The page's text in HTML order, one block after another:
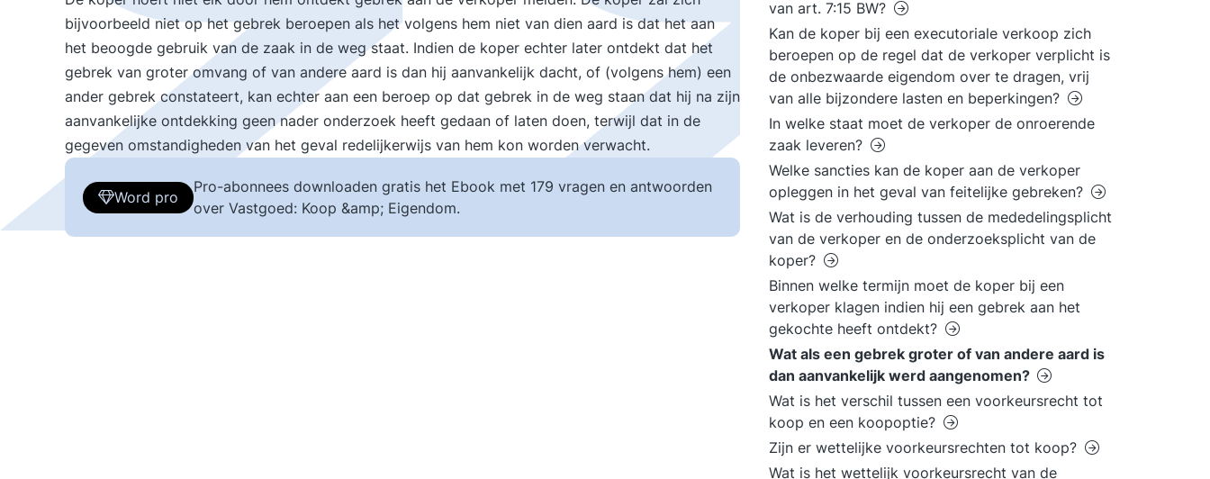
bijvoorbeeld niet op het gebrek beroepen als het volgens hem niet van dien aard is dat het aan
het beoogde gebruik van de zaak in de weg staat. Indien de koper echter later ontdekt dat het
gebrek van groter omvang of van andere aard is dan hij aanvankelijk dacht, of (volgens hem) een
ander gebrek constateert, kan echter aan een beroep op dat gebrek in de weg staan dat hij na zijn
aanvankelijke ontdekking geen nader onderzoek heeft gedaan of laten doen, terwijl dat in de
gegeven omstandigheden van het geval redelijkerwijs van hem kon worden verwacht.
Word pro
Pro-abonnees downloaden gratis het Ebook met 179 vragen en antwoorden
over Vastgoed: Koop &amp; Eigendom.
van art. 7:15 BW?
Kan de koper bij een executoriale verkoop zich
beroepen op de regel dat de verkoper verplicht is
de onbezwaarde eigendom over te dragen, vrij
van alle bijzondere lasten en beperkingen?
In welke staat moet de verkoper de onroerende
zaak leveren?
Welke sancties kan de koper aan de verkoper
opleggen in het geval van feitelijke gebreken?
Wat is de verhouding tussen de mededelingsplicht
van de verkoper en de onderzoeksplicht van de
koper?
Binnen welke termijn moet de koper bij een
verkoper klagen indien hij een gebrek aan het
gekochte heeft ontdekt?
Wat als een gebrek groter of van andere aard is
dan aanvankelijk werd aangenomen?
Wat is het verschil tussen een voorkeursrecht tot
koop en een koopoptie?
Zijn er wettelijke voorkeursrechten tot koop?
Wat is het wettelijk voorkeursrecht van de